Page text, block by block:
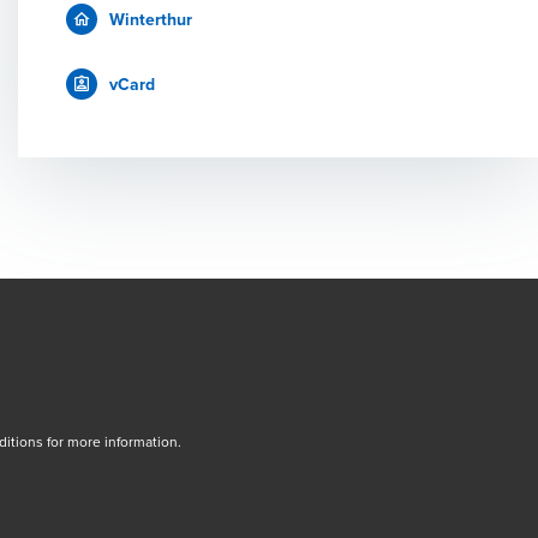
Winterthur
vCard
tabfor more information.